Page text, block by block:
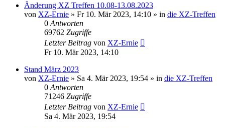
Änderung XZ Treffen 10.08-13.08.2023
von XZ-Ernie » Fr 10. Mär 2023, 14:10 » in die XZ-Treffen
0 Antworten
69762 Zugriffe
Letzter Beitrag von XZ-Ernie
Fr 10. Mär 2023, 14:10
Stand März 2023
von XZ-Ernie » Sa 4. Mär 2023, 19:54 » in die XZ-Treffen
0 Antworten
71246 Zugriffe
Letzter Beitrag von XZ-Ernie
Sa 4. Mär 2023, 19:54